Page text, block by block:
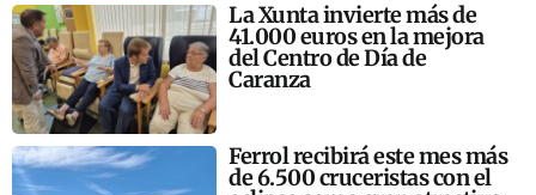
La Xunta invierte más de
41.000 euros en la mejora
del Centro de Día de
Caranza
Ferrol recibirá este mes más
de 6.500 cruceristas con el